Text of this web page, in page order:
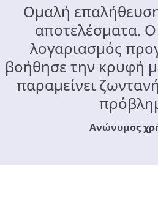
Ομαλή
αποτελέσματα. Ο
λογαριασμός
βοήθησε την κρυφή
παραμείνει
Ανώνυμος